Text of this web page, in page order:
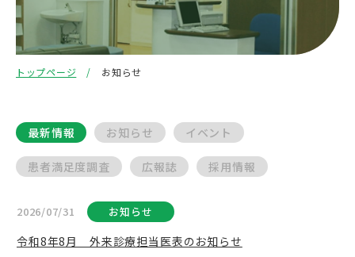
トップページ お知らせ
最新情報 お知らせ イベント
患者満足度調査 広報誌 採用情報
2026/07/31 お知らせ
令和8年8月 外来診療担当医表のお知らせ